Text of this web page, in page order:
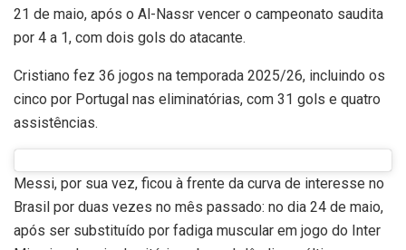
21 de maio, após o Al-Nassr vencer o campeonato saudita
por 4 a 1, com dois gols do atacante.
Cristiano fez 36 jogos na temporada 2025/26, incluindo os
cinco por Portugal nas eliminatórias, com 31 gols e quatro
assistências.
Messi, por sua vez, ficou à frente da curva de interesse no
Brasil por duas vezes no mês passado: no dia 24 de maio,
após ser substituído por fadiga muscular em jogo do Inter